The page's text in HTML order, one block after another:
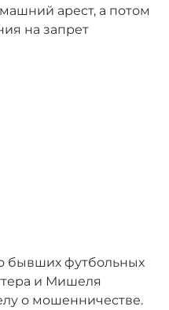
арест, а потом
на запрет
бывших футбольных
и Мишеля
о мошенничестве.